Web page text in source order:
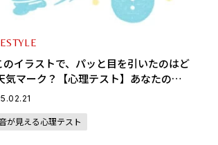
のイラストで、パッと目を引いたのはど
気マーク？【心理テスト】あなたの開
クションがわかる
が見える心理テスト